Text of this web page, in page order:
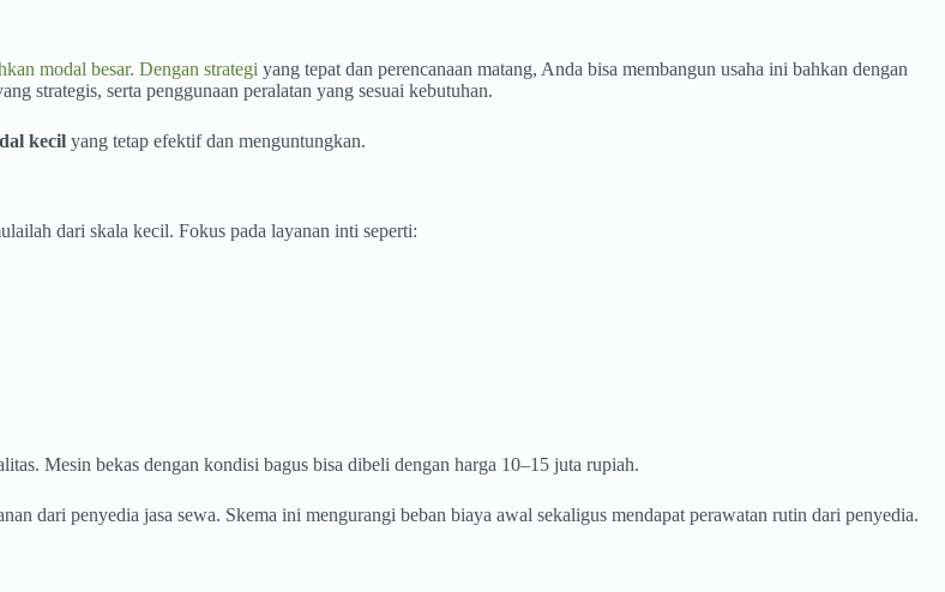
modal besar. Dengan strategi yang tepat dan perencanaan matang, Anda bisa membangun usaha ini bahkan dengan
strategis, serta penggunaan peralatan yang sesuai kebutuhan.
kecil yang tetap efektif dan menguntungkan.
dari skala kecil. Fokus pada layanan inti seperti:
Mesin bekas dengan kondisi bagus bisa dibeli dengan harga 10–15 juta rupiah.
dari penyedia jasa sewa. Skema ini mengurangi beban biaya awal sekaligus mendapat perawatan rutin dari penyedia.